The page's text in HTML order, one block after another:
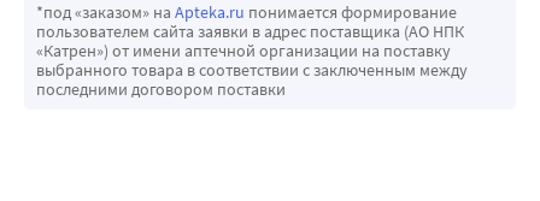
*под «заказом» на Apteka.ru понимается формирование
пользователем сайта заявки в адрес поставщика (АО НПК
«Катрен») от имени аптечной организации на поставку
выбранного товара в соответствии с заключенным между
последними договором поставки